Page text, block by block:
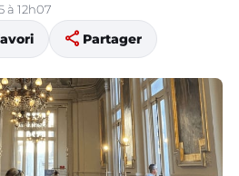
à 12h07
share Partager